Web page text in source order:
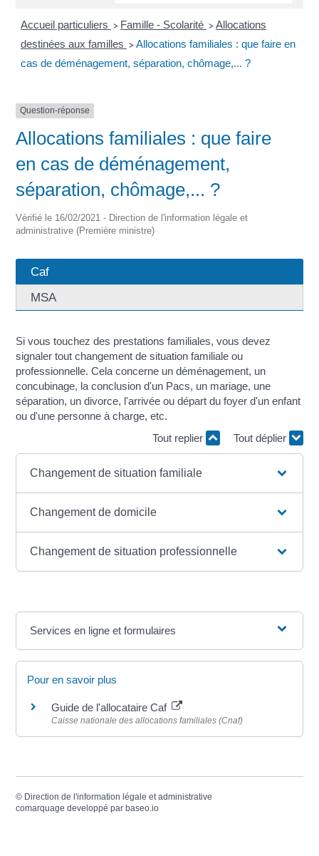
Accueil particuliers > Famille - Scolarité > Allocations
destinées aux familles > Allocations familiales : que faire en
cas de déménagement, séparation, chômage,... ?
Question-réponse
Allocations familiales : que faire
en cas de déménagement,
séparation, chômage,... ?
Vérifié le 16/02/2021 - Direction de l'information légale et
administrative (Première ministre)
Caf
MSA
Si vous touchez des prestations familiales, vous devez
signaler tout changement de situation familiale ou
professionnelle. Cela concerne un déménagement, un
concubinage, la conclusion d'un Pacs, un mariage, une
séparation, un divorce, l'arrivée ou départ du foyer d'un enfant
ou d'une personne à charge, etc.
Tout replier
Tout déplier
Changement de situation familiale
Changement de domicile
Changement de situation professionnelle
Services en ligne et formulaires
Pour en savoir plus
Guide de l'allocataire Caf
Caisse nationale des allocations familiales (Cnaf)
© Direction de l'information légale et administrative
comarquage developpé par baseo.io